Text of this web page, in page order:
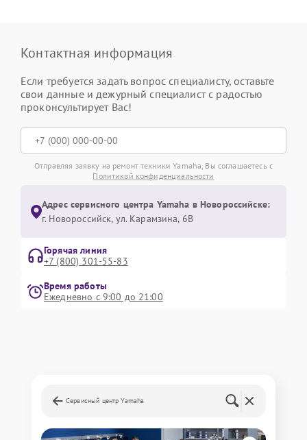
Контактная информация
Если требуется задать вопрос специалисту, оставьте
свои данные и дежурный специалист с радостью
проконсультирует Вас!
Отправляя заявку на ремонт техники Yamaha, Вы соглашаетесь с
Политикой конфиденциальности
Адрес сервисного центра Yamaha в Новороссийске:
г. Новороссийск, ул. Карамзина, 6В
Горячая линия
+7 (800) 301-55-83
Время работы
Ежедневно с 9:00 до 21:00
Сервисный центр Yamaha